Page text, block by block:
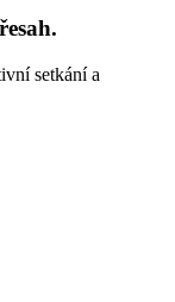
setkání a